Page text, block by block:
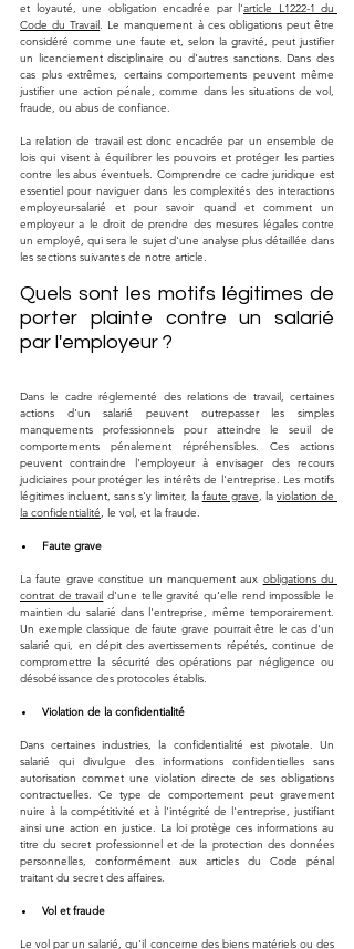
et loyauté, une obligation encadrée par l'article L1222-1 du
Code du Travail. Le manquement à ces obligations peut être
considéré comme une faute et, selon la gravité, peut justifier
un licenciement disciplinaire ou d'autres sanctions. Dans des
cas plus extrêmes, certains comportements peuvent même
justifier une action pénale, comme dans les situations de vol,
fraude, ou abus de confiance.
La relation de travail est donc encadrée par un ensemble de
lois qui visent à équilibrer les pouvoirs et protéger les parties
contre les abus éventuels. Comprendre ce cadre juridique est
essentiel pour naviguer dans les complexités des interactions
employeur-salarié et pour savoir quand et comment un
employeur a le droit de prendre des mesures légales contre
un employé, qui sera le sujet d'une analyse plus détaillée dans
les sections suivantes de notre article.
Quels sont les motifs légitimes de
porter plainte contre un salarié
par l'employeur ?
Dans le cadre réglementé des relations de travail, certaines
actions d'un salarié peuvent outrepasser les simples
manquements professionnels pour atteindre le seuil de
comportements pénalement répréhensibles. Ces actions
peuvent contraindre l'employeur à envisager des recours
judiciaires pour protéger les intérêts de l'entreprise. Les motifs
légitimes incluent, sans s'y limiter, la faute grave, la violation de
la confidentialité, le vol, et la fraude.
Faute grave
La faute grave constitue un manquement aux obligations du
contrat de travail d'une telle gravité qu'elle rend impossible le
maintien du salarié dans l'entreprise, même temporairement.
Un exemple classique de faute grave pourrait être le cas d'un
salarié qui, en dépit des avertissements répétés, continue de
compromettre la sécurité des opérations par négligence ou
désobéissance des protocoles établis.
Violation de la confidentialité
Dans certaines industries, la confidentialité est pivotale. Un
salarié qui divulgue des informations confidentielles sans
autorisation commet une violation directe de ses obligations
contractuelles. Ce type de comportement peut gravement
nuire à la compétitivité et à l'intégrité de l'entreprise, justifiant
ainsi une action en justice. La loi protège ces informations au
titre du secret professionnel et de la protection des données
personnelles, conformément aux articles du Code pénal
traitant du secret des affaires.
Vol et fraude
Le vol par un salarié, qu'il concerne des biens matériels ou des